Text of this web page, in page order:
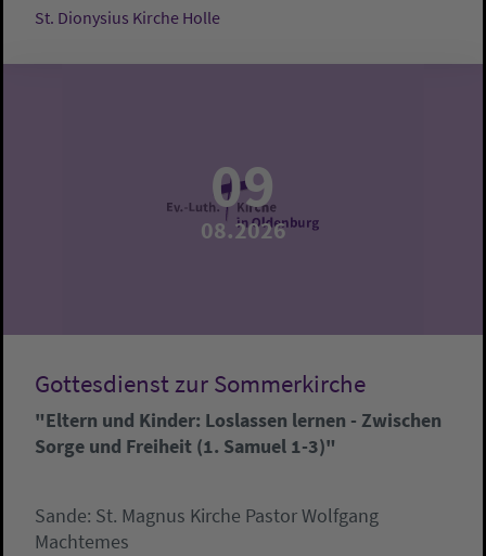
St. Dionysius Kirche Holle
09
08.2026
Gottesdienst zur Sommerkirche
"Eltern und Kinder: Loslassen lernen - Zwischen
Sorge und Freiheit (1. Samuel 1-3)"
Sande: St. Magnus Kirche Pastor Wolfgang
Machtemes